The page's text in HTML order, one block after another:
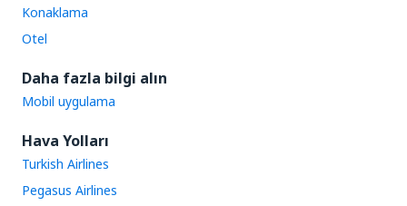
Konaklama
Otel
Daha fazla bilgi alın
Mobil uygulama
Hava Yolları
Turkish Airlines
Pegasus Airlines